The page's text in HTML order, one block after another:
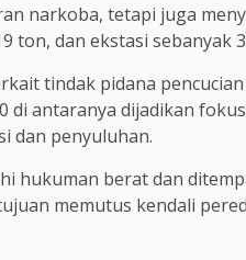
narkoba, tetapi juga
ton, dan ekstasi sebanyak
tindak pidana
di antaranya dijadikan
dan penyuluhan.
hukuman berat dan
memutus kendali